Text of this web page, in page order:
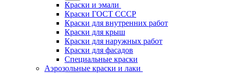
Краски и эмали
Краски ГОСТ СССР
Краски для внутренних работ
Краски для крыш
Краски для наружных работ
Краски для фасадов
Специальные краски
Аэрозольные краски и лаки